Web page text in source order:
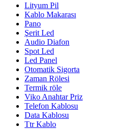
Lityum Pil
Kablo Makarası
Pano
Şerit Led
Audio Diafon
Spot Led
Led Panel
Otomatik Sigorta
Zaman Rölesi
Termik röle
Viko Anahtar Priz
Telefon Kablosu
Data Kablosu
Ttr Kablo